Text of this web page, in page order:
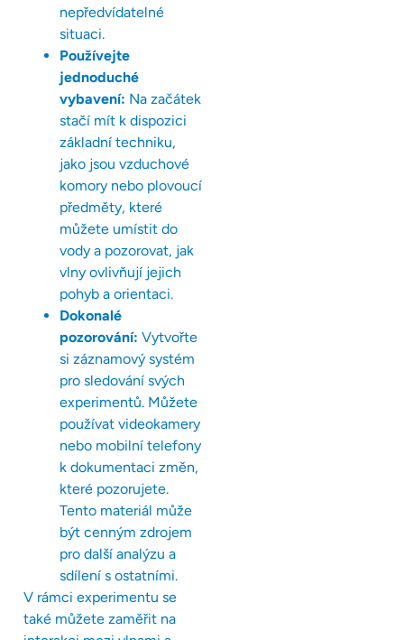
nepředvídatelné
situaci.
Používejte
jednoduché
vybavení: Na začátek
stačí mít k dispozici
základní techniku,
jako jsou vzduchové
komory nebo plovoucí
předměty, které
můžete umístit do
vody a pozorovat, jak
vlny ovlivňují jejich
pohyb a orientaci.
Dokonalé
pozorování: Vytvořte
si záznamový systém
pro sledování svých
experimentů. Můžete
používat videokamery
nebo mobilní telefony
k dokumentaci změn,
které pozorujete.
Tento materiál může
být cenným zdrojem
pro další analýzu a
sdílení s ostatními.
V rámci experimentu se
také můžete zaměřit na